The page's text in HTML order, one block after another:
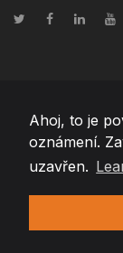
Ahoj, to je
oznámení.
uzavřen.
© Copyright2026
Changelog●